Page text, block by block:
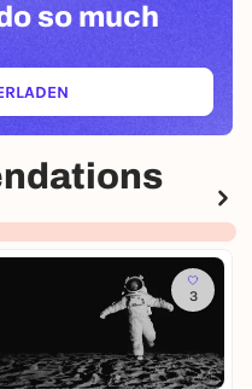
so much
IN NEUEM TAB)
3